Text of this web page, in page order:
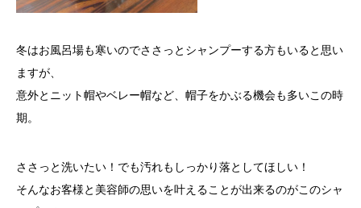
冬はお風呂場も寒いのでささっとシャンプーする方もいると思い
ますが、
意外とニット帽やベレー帽など、帽子をかぶる機会も多いこの時
期。
ささっと洗いたい！でも汚れもしっかり落としてほしい！
そんなお客様と美容師の思いを叶えることが出来るのがこのシャ